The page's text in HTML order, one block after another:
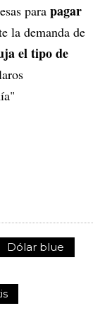
para pagar
la demanda de
el tipo de
Dólar blue